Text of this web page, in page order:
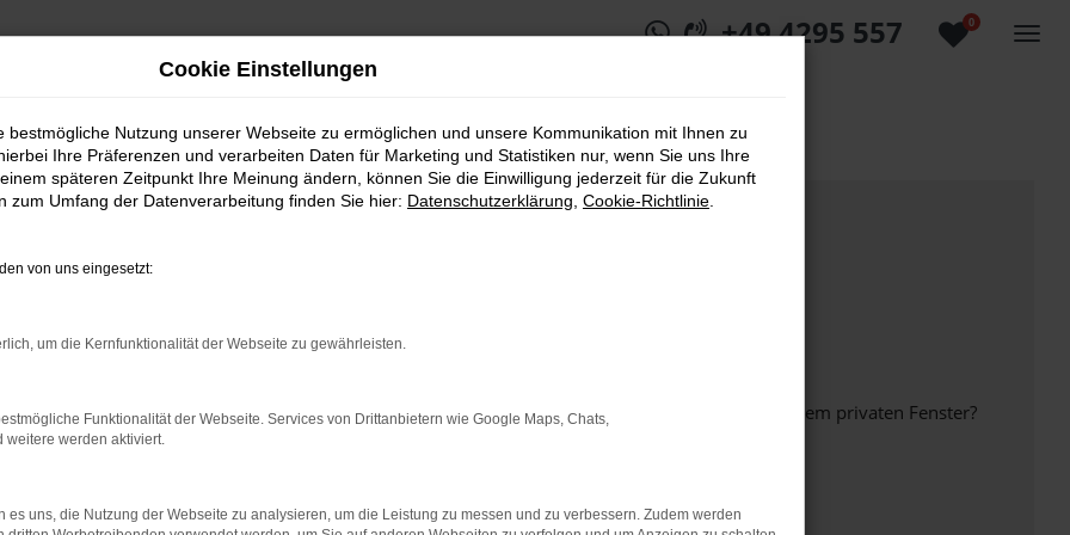
0
+49 4295 557
bestimmter Seiten verhindern. Funktioniert die Seite in einem anderen Browser oder in einem privaten Fenster?
beheben.
auf dem neuesten Stand sind.
Cookie Einstellungen
bestmögliche Nutzung unserer Webseite zu ermöglichen und unsere Kommunikation mit Ihnen zu
Ihre Präferenzen und verarbeiten Daten für Marketing und Statistiken nur, wenn Sie uns Ihre
späteren Zeitpunkt Ihre Meinung ändern, können Sie die Einwilligung jederzeit für die Zukunft
zum Umfang der Datenverarbeitung finden Sie hier: Datenschutzerklärung Cookie-Richtlinie
von uns eingesetzt:
um die Kernfunktionalität der Webseite zu gewährleisten.
Funktionalität der Webseite. Services von Drittanbietern wie Google Maps, Chats,
weitere werden aktiviert.
es uns, die Nutzung der Webseite zu analysieren, um die Leistung zu messen und zu verbessern. Zudem werden